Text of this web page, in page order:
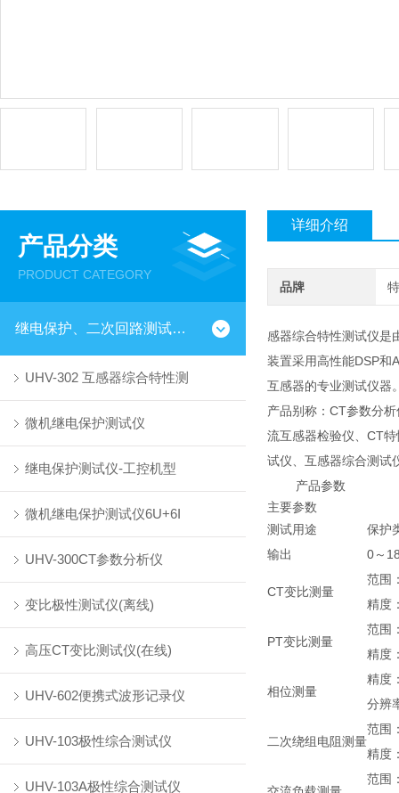
产品分类
PRODUCT CATEGORY
继电保护、二次回路测试仪器
UHV-302 互感器综合特性测
微机继电保护测试仪
继电保护测试仪-工控机型
微机继电保护测试仪6U+6I
UHV-300CT参数分析仪
变比极性测试仪(离线)
高压CT变比测试仪(在线)
UHV-602便携式波形记录仪
UHV-103极性综合测试仪
UHV-103A极性综合测试仪
详细介绍
品牌
感器综合特性测试仪是
装置采用高性能DSP和
互感器的专业测试仪器
产品别称：CT参数分
流互感器检验仪、CT
试仪、互感器综合测试
产品参数
主要参数
测试用途
保护
输出
0～
CT变比测量
范围
精度
PT变比测量
范围
精度
相位测量
精度
分辨
二次绕组电阻测量
范围
精度
范围